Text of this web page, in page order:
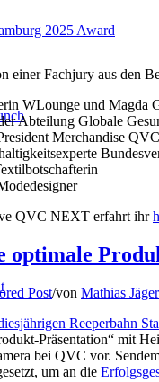
2025 Award
einer Fachjury aus den
WLounge und Magda
Abteilung Globale
Merchandise
QVC NEXT erfahrt ihr
optimale
Post/von Mathias Jäger
Reeperbahn
Präsentation“ mit
bei QVC vor.
um an die